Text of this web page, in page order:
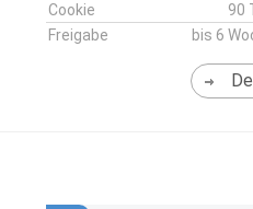
Cookie
90
Freigabe
bis 6